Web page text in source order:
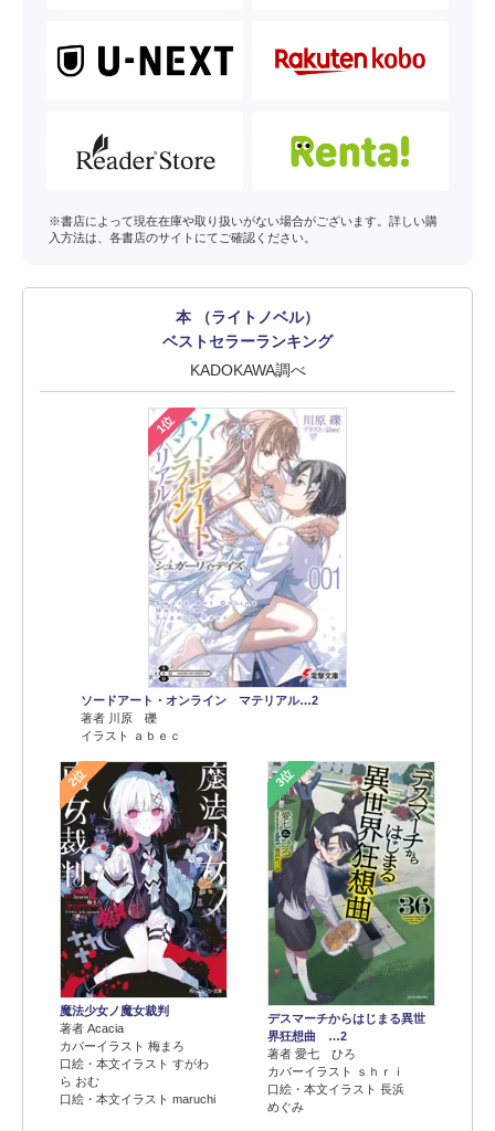
※書店によって現在在庫や取り扱いがない場合がございます。詳しい購
入方法は、各書店のサイトにてご確認ください。
本 （ライトノベル）
ベストセラーランキング
KADOKAWA調べ
1位
ソードアート・オンライン マテリアル…2
著者 川原 礫
イラスト ａｂｅｃ
2位
魔法少女ノ魔女裁判
著者 Acacia
カバーイラスト 梅まろ
口絵・本文イラスト すがわ
ら おむ
口絵・本文イラスト maruchi
3位
デスマーチからはじまる異世
界狂想曲 …2
著者 愛七 ひろ
カバーイラスト ｓｈｒｉ
口絵・本文イラスト 長浜
めぐみ